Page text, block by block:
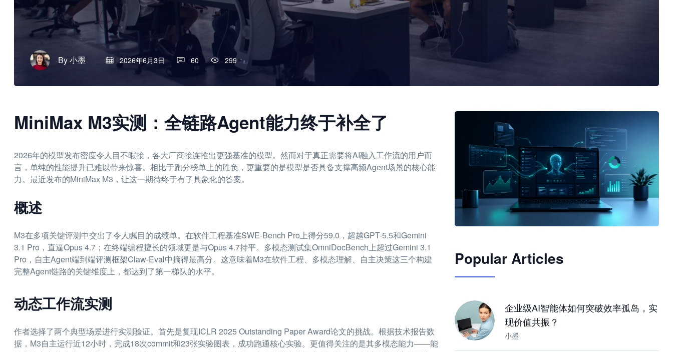
By小墨 2026年6月3日 60 299
MiniMax M3实测：全链路Agent能力终于补全了
2026年的模型发布密度令人目不暇接，各大厂商接连推出更强基准的模型。然而对于真正需要将AI融入工作流的用户而
言，单纯的性能提升已难以带来惊喜。相比于跑分榜单上的胜负，更重要的是模型是否具备支撑高频Agent场景的核心能
力。最近发布的MiniMax M3，让这一期待终于有了具象化的答案。
概述
M3在多项关键评测中交出了令人瞩目的成绩单。在软件工程基准SWE-Bench Pro上得分59.0，超越GPT-5.5和Gemini
3.1 Pro，直逼Opus 4.7；在终端编程擅长的领域更是与Opus 4.7持平。多模态测试集OmniDocBench上超过Gemini 3.1
Pro，自主Agent端到端评测框架Claw-Eval中摘得最高分。这意味着M3在软件工程、多模态理解、自主决策这三个构建
完整Agent链路的关键维度上，都达到了第一梯队的水平。
动态工作流实测
作者选择了两个典型场景进行实测验证。首先是复现ICLR 2025 Outstanding Paper Award论文的挑战。根据技术报告数
据，M3自主运行近12小时，完成18次commit和23张实验图表，成功跑通核心实验。更值得关注的是其多模态能力——能
JimoClaw 桌面 AI Agent 工作台
Popular Articles
企业级AI智能体如何突破效率孤岛，实
现价值共振？
小墨